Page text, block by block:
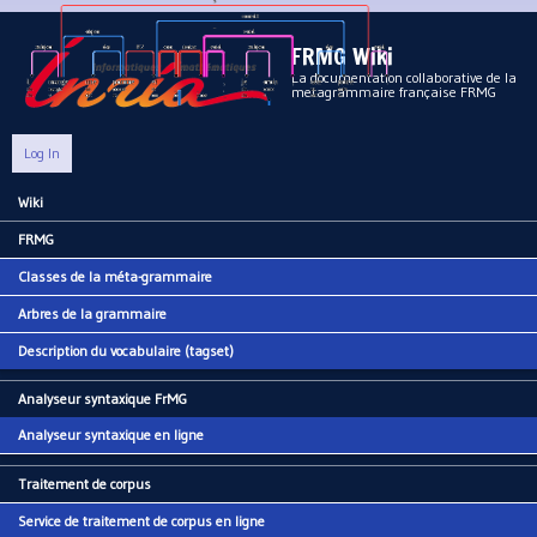
Aller au contenu principal
FRMG Wiki
La documentation collaborative de la
metagrammaire française FRMG
Log In
Main menu
Wiki
FRMG
Classes de la méta-grammaire
Arbres de la grammaire
Description du vocabulaire (tagset)
Analyseur syntaxique FrMG
Analyseur syntaxique en ligne
Traitement de corpus
Service de traitement de corpus en ligne